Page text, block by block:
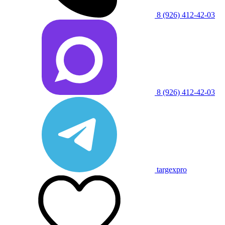
8 (926) 412-42-03
8 (926) 412-42-03
targexpro